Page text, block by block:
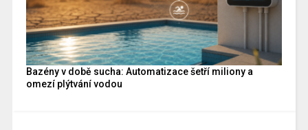
Bazény v době sucha: Automatizace šetří miliony a
omezí plýtvání vodou